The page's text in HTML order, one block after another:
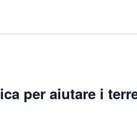
per aiutare i